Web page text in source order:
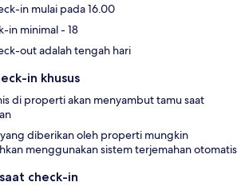
in mulai pada 16.00
in minimal - 18
out adalah tengah hari
in khusus
di properti akan menyambut tamu saat
diberikan oleh properti mungkin
menggunakan sistem terjemahan otomatis
check-in